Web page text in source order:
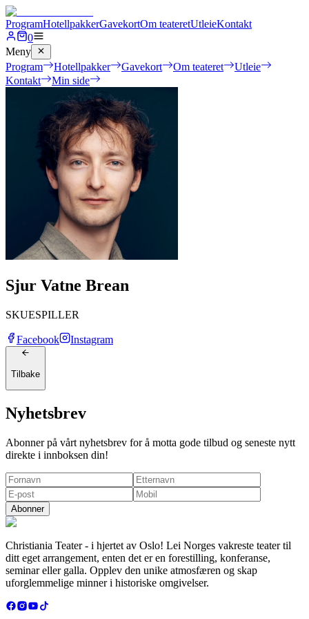
ProgramHotellpakkerGavekortOm teateretUtleieKontakt
0
Meny
Program
Hotellpakker Gavekort Om teateret
Utleie
Kontakt
Min side
Sjur Vatne Brean
SKUESPILLER
Facebook Instagram
Tilbake
Nyhetsbrev
Abonner på vårt nyhetsbrev for å motta gode tilbud og seneste nytt
direkte i innboksen din!
Abonner
Christiania Teater - i hjertet av Oslo! Lei Norges vakreste teater til
ditt eget arrangement, enten det er en forestilling, konferanse,
seminar eller galla. Opplev den unike atmosfæren og skap
uforglemmelige minner i historiske omgivelser.